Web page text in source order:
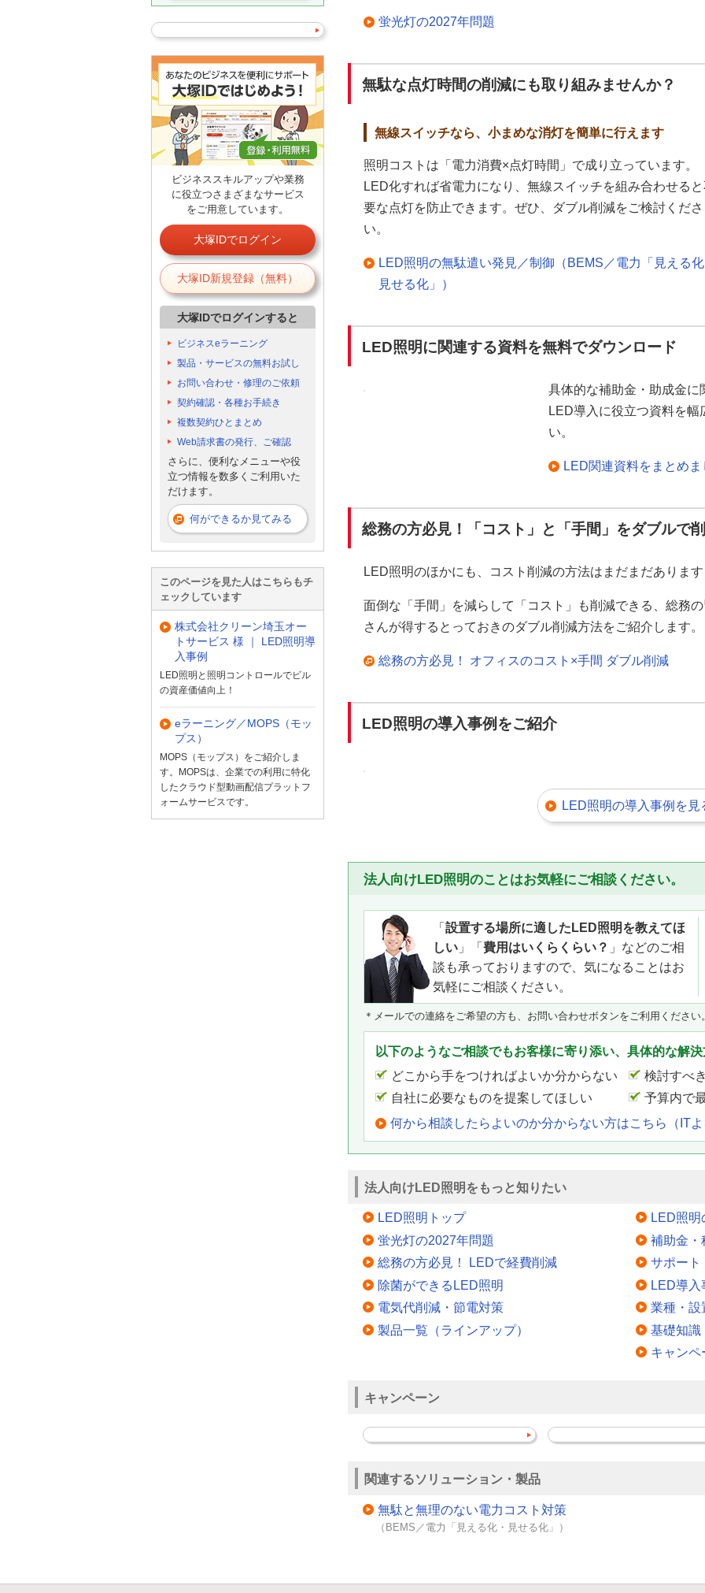
蛍光灯の2027年問題
無駄な点灯時間の削減にも取り組みませんか？
無線スイッチなら、小まめな消灯を簡単に行えます
照明コストは「電力消費×点灯時間」で成り立っています。
LED化すれば省電力になり、無線スイッチを組み合わせると
要な点灯を防止できます。ぜひ、ダブル削減をご検討くださ
い。
LED照明の無駄遣い発見／制御（BEMS／電力「見える化
見せる化」）
LED照明に関連する資料を無料でダウンロード
具体的な補助金・助成金
LED導入に役立つ資料を
い。
LED関連資料をまとめま
総務の方必見！「コスト」と「手間」をダブルで
LED照明のほかにも、コスト削減の方法はまだまだあります
面倒な「手間」を減らして「コスト」も削減できる、総務の
さんが得するとっておきのダブル削減方法をご紹介します。
総務の方必見！ オフィスのコスト×手間 ダブル削減
LED照明の導入事例をご紹介
LED照明の導入事例を見
法人向けLED照明のことはお気軽にご相談ください。
「 設置する場所に適したLED照明を教えてほ
しい 」「 費用はいくらくらい？ 」などのご相
談も承っておりますので、気になることはお
気軽にご相談ください。
＊メールでの連絡をご希望の方も、お問い合わせボタンをご利用ください。
以下のようなご相談でもお客様に寄り添い、具体的な解
どこから手をつければよいか分からない
検討すべ
自社に必要なものを提案してほしい
予算内で
何から相談したらよいのか分からない方はこちら（ITよ
法人向けLED照明をもっと知りたい
LED照明トップ
蛍光灯の2027年問題
総務の方必見！ LEDで経費削減
除菌ができるLED照明
電気代削減・節電対策
製品一覧（ラインアップ）
LED照
補助金・
サポート
LED導入
業種・設
基礎知識
キャンペ
キャンペーン
関連するソリューション・製品
無駄と無理のない電力コスト対策
（BEMS／電力「見える化・見せる化」）
ビジネススキルアップや業務
に役立つさまざまなサービス
をご用意しています。
大塚IDでログイン
大塚ID新規登録（無料）
大塚IDでログインすると
ビジネスeラーニング
製品・サービスの無料お試し
お問い合わせ・修理のご依頼
契約確認・各種お手続き
複数契約ひとまとめ
Web請求書の発行、ご確認
さらに、便利なメニューや役
立つ情報を数多くご利用いた
だけます。
何ができるか見てみる
このページを見た人はこちらもチ
ェックしています
株式会社クリーン埼玉オー
トサービス 様 ｜ LED照明導
入事例
LED照明と照明コントロールでビル
の資産価値向上！
eラーニング／MOPS（モッ
プス）
MOPS（モップス）をご紹介しま
す。MOPSは、企業での利用に特化
したクラウド型動画配信プラットフ
ォームサービスです。